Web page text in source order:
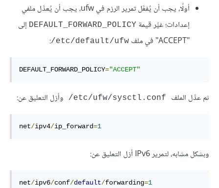
أولًا، يجب أن يُفعَّل تمرير الرزم في ufw، يجب أن يُعدَّل ملفي
إعدادات؛ غيِّر قيمة DEFAULT_FORWARD_POLICY إلى
"ACCEPT" في ملف
‎/etc/default/ufw
:
DEFAULT_FORWARD_POLICY="ACCEPT"
ثم عدِّل الملف وأزل التعليق عن:
net/ipv4/ip_forward=1
وبشكل مشابه، لتمرير IPv6 أزل التعليق عن:
net/ipv6/conf/default/forwarding=1